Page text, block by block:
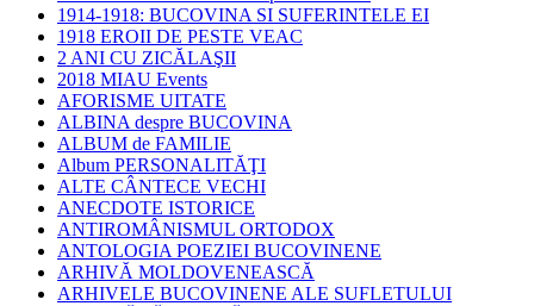
1914-1918: BUCOVINA SI SUFERINTELE EI
1918 EROII DE PESTE VEAC
2 ANI CU ZICĂLAŞII
2018 MIAU Events
AFORISME UITATE
ALBINA despre BUCOVINA
ALBUM de FAMILIE
Album PERSONALITĂŢI
ALTE CÂNTECE VECHI
ANECDOTE ISTORICE
ANTIROMÂNISMUL ORTODOX
ANTOLOGIA POEZIEI BUCOVINENE
ARHIVĂ MOLDOVENEASCĂ
ARHIVELE BUCOVINENE ALE SUFLETULUI